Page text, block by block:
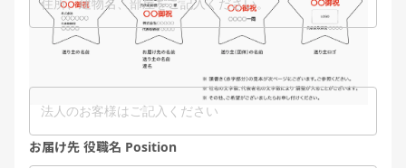
お届け先 会社名 Company
お届け先 役職名 Position